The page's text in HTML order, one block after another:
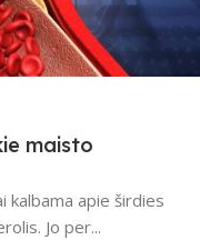
maisto
kalbama apie širdies
Jo per...